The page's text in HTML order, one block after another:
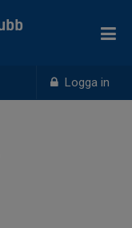
Logga in